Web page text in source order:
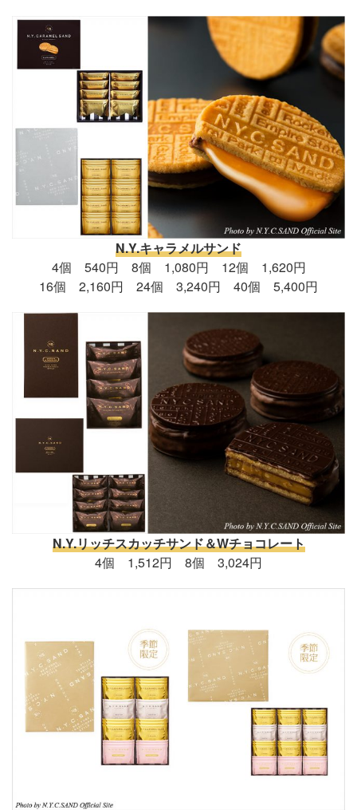
N.Y.キャラメルサンド
4個 540円 8個 1,080円 12個 1,620円
16個 2,160円 24個 3,240円 40個 5,400円
N.Y.リッチスカッチサンド＆Wチョコレート
4個 1,512円 8個 3,024円